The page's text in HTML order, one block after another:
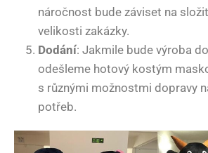
náročnost bude záviset na
velikosti zakázky.
Dodání: Jakmile bude výroba
odešleme hotový kostým
s různými možnostmi dopravy
potřeb.